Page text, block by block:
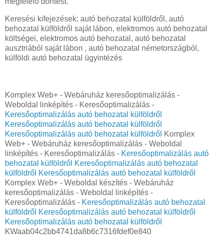
Keresési kifejezések: autó behozatal külföldről, autó
behozatal külföldről saját lábon, elektromos autó behozatal
költségei, elektromos autó behozatal, autó behozatal
ausztriából saját lábon , autó behozatal németországból,
külföldi autó behozatal ügyintézés
Komplex Web+ - Webáruház keresőoptimalizálás -
Weboldal linképítés - Keresőoptimalizálás -
Keresőoptimalizálás autó behozatal külföldről
Keresőoptimalizálás autó behozatal külföldről
Keresőoptimalizálás autó behozatal külföldről Komplex
Web+ - Webáruház keresőoptimalizálás - Weboldal
linképítés - Keresőoptimalizálás - Keresőoptimalizálás autó
behozatal külföldről Keresőoptimalizálás autó behozatal
külföldről Keresőoptimalizálás autó behozatal külföldről
Komplex Web+ - Weboldal készítés - Webáruház
keresőoptimalizálás - Weboldal linképítés -
Keresőoptimalizálás - Keresőoptimalizálás autó behozatal
külföldről Keresőoptimalizálás autó behozatal külföldről
Keresőoptimalizálás autó behozatal külföldről
KWaab04c2bb4741da8b6c7316fdef0e840